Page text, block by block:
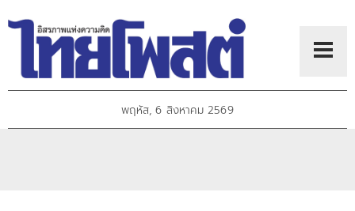
พฤหัส, 6 สิงหาคม 2569